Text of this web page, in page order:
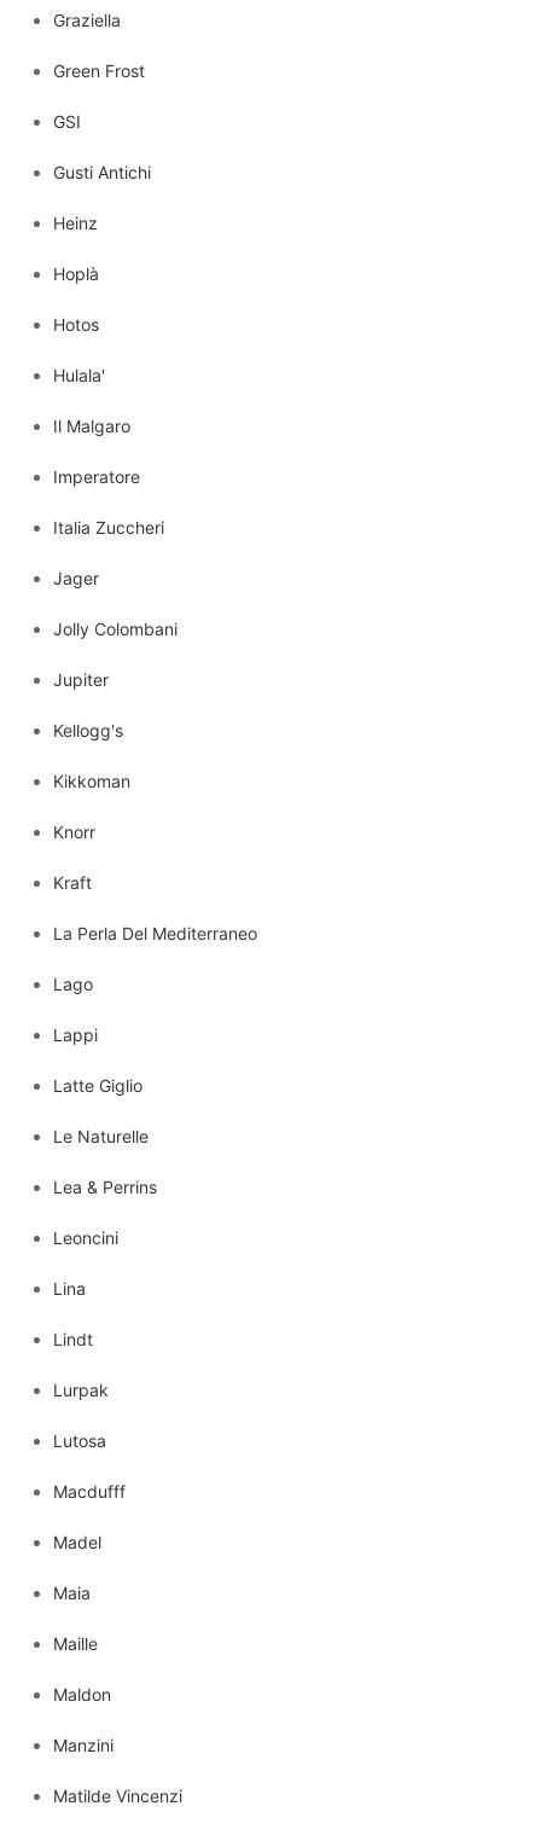
Graziella
Green Frost
GSI
Gusti Antichi
Heinz
Hoplà
Hotos
Hulala'
Il Malgaro
Imperatore
Italia Zuccheri
Jager
Jolly Colombani
Jupiter
Kellogg's
Kikkoman
Knorr
Kraft
La Perla Del Mediterraneo
Lago
Lappi
Latte Giglio
Le Naturelle
Lea & Perrins
Leoncini
Lina
Lindt
Lurpak
Lutosa
Macdufff
Madel
Maia
Maille
Maldon
Manzini
Matilde Vincenzi